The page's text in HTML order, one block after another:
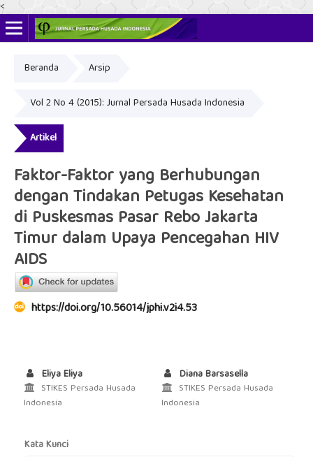
<
Beranda Arsip
Vol 2 No 4 (2015): Jurnal Persada Husada Indonesia
Artikel
Faktor-Faktor yang Berhubungan
dengan Tindakan Petugas Kesehatan
di Puskesmas Pasar Rebo Jakarta
Timur dalam Upaya Pencegahan HIV
AIDS
https://doi.org/10.56014/jphi.v2i4.53
Eliya Eliya
STIKES Persada Husada
Indonesia
Diana Barsasella
STIKES Persada Husada
Indonesia
Kata Kunci